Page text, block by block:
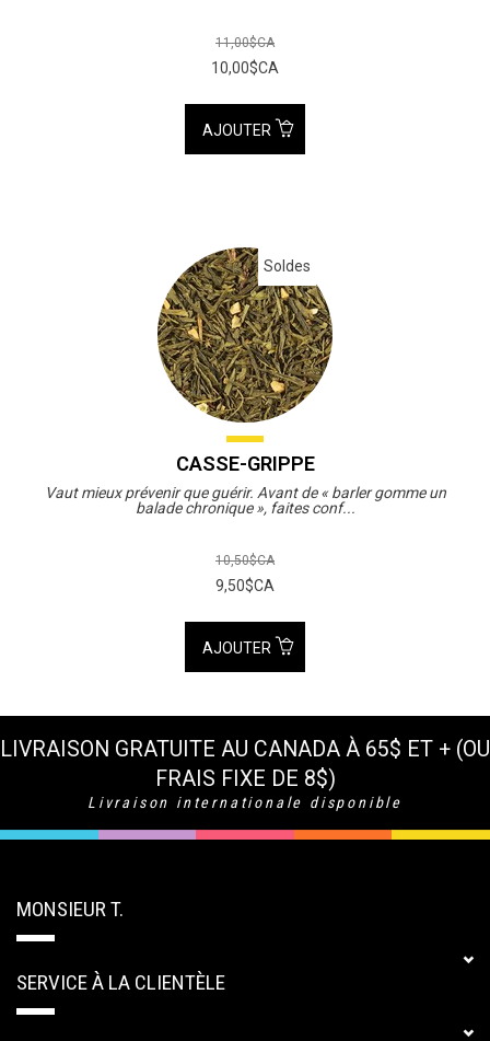
11,00$CA
10,00$CA
AJOUTER
Soldes
CASSE-GRIPPE
Vaut mieux prévenir que guérir. Avant de « barler gomme un
balade chronique », faites conf...
10,50$CA
9,50$CA
AJOUTER
LIVRAISON GRATUITE AU CANADA À 65$ ET + (OU
FRAIS FIXE DE 8$)
Livraison internationale disponible
MONSIEUR T.
SERVICE À LA CLIENTÈLE